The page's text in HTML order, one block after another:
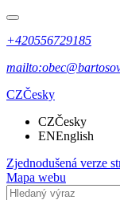
+420556729185
CZČesky
CZČesky
ENEnglish
Zjednodušená verze
Mapa webu